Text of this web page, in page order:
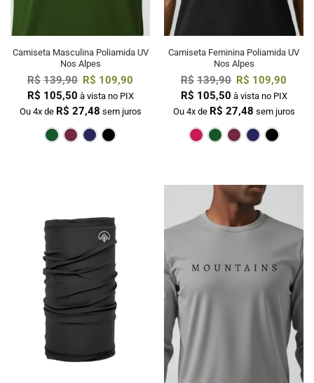
Camiseta Masculina Poliamida UV
Nos Alpes
R$ 139,90 R$ 109,90
R$ 105,50 à vista no PIX
Ou 4x de R$ 27,48 sem juros
Verde Escuro Preto
Camiseta Feminina Poliamida UV
Nos Alpes
R$ 139,90 R$ 109,90
R$ 105,50 à vista no PIX
Ou 4x de R$ 27,48 sem juros
PinkVerde